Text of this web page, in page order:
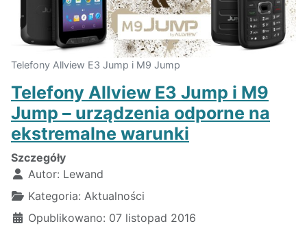
Telefony Allview E3 Jump i M9 Jump
Telefony Allview E3 Jump i M9
Jump – urządzenia odporne na
ekstremalne warunki
Szczegóły
Autor: Lewand
Kategoria: Aktualności
Opublikowano: 07 listopad 2016